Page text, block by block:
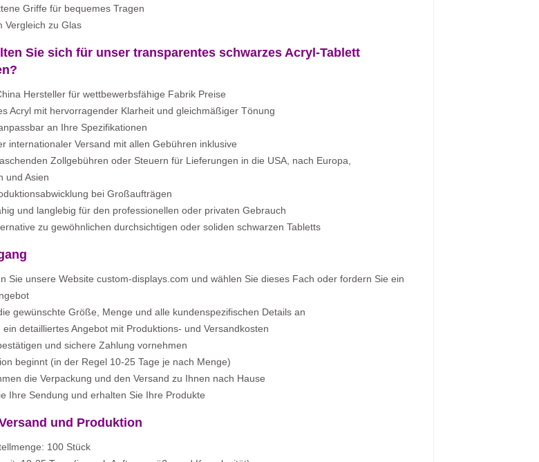
Griffe für bequemes Tragen
Vergleich zu Glas
Sie sich für unser transparentes schwarzes Acryl-Tablett
Hersteller für wettbewerbsfähige Fabrik Preise
Acryl mit hervorragender Klarheit und gleichmäßiger Tönung
an Ihre Spezifikationen
internationaler Versand mit allen Gebühren inklusive
Zollgebühren oder Steuern für Lieferungen in die USA, nach Europa,
und Asien
bei Großaufträgen
und langlebig für den professionellen oder privaten Gebrauch
zu gewöhnlichen durchsichtigen oder soliden schwarzen Tabletts
Sie unsere Website custom-displays.com und wählen Sie dieses Fach oder fordern Sie ein
gewünschte Größe, Menge und alle kundenspezifischen Details an
detailliertes Angebot mit Produktions- und Versandkosten
und sichere Zahlung vornehmen
beginnt (in der Regel 10-25 Tage je nach Menge)
die Verpackung und den Versand zu Ihnen nach Hause
Ihre Sendung und erhalten Sie Ihre Produkte
und Produktion
100 Stück